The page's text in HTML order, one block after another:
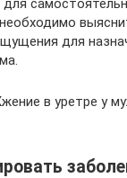
для
в уретре у